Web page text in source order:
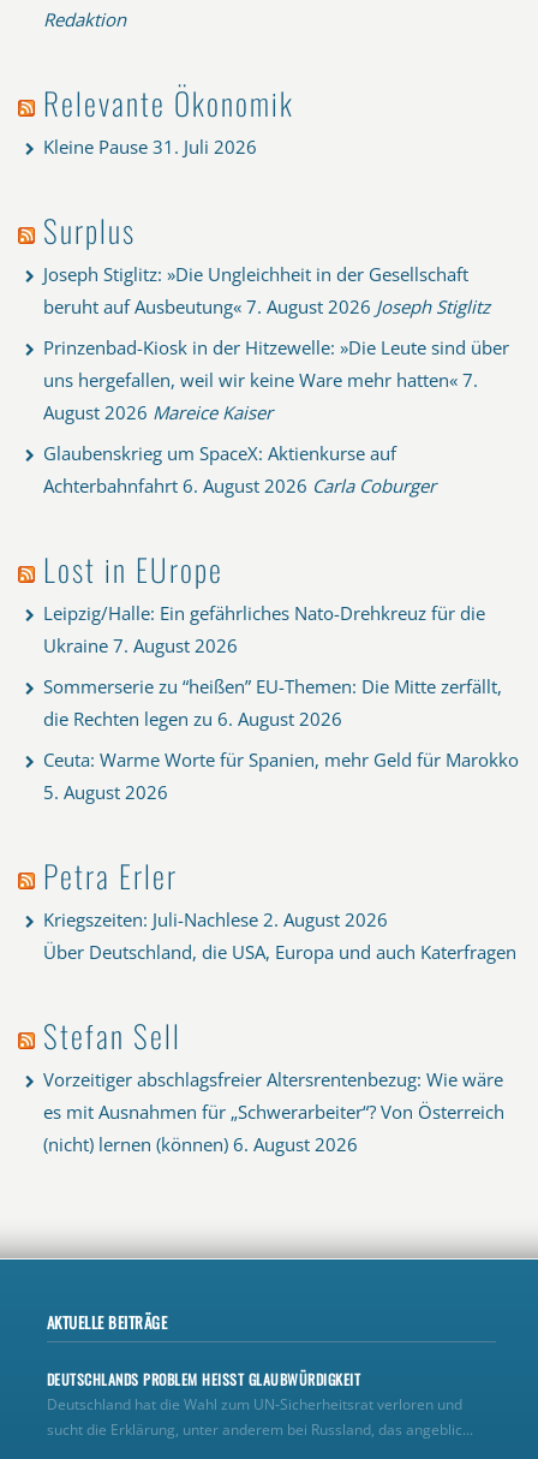
Redaktion
Relevante Ökonomik
Kleine Pause 31. Juli 2026
Surplus
Joseph Stiglitz: »Die Ungleichheit in der Gesellschaft
beruht auf Ausbeutung« 7. August 2026 Joseph Stiglitz
Prinzenbad-Kiosk in der Hitzewelle: »Die Leute sind über
uns hergefallen, weil wir keine Ware mehr hatten« 7.
August 2026 Mareice Kaiser
Glaubenskrieg um SpaceX: Aktienkurse auf
Achterbahnfahrt 6. August 2026 Carla Coburger
Lost in EUrope
Leipzig/Halle: Ein gefährliches Nato-Drehkreuz für die
Ukraine 7. August 2026
Sommerserie zu “heißen” EU-Themen: Die Mitte zerfällt,
die Rechten legen zu 6. August 2026
Ceuta: Warme Worte für Spanien, mehr Geld für Marokko
5. August 2026
Petra Erler
Kriegszeiten: Juli-Nachlese 2. August 2026
Über Deutschland, die USA, Europa und auch Katerfragen
Stefan Sell
Vorzeitiger abschlagsfreier Altersrentenbezug: Wie wäre
es mit Ausnahmen für „Schwerarbeiter“? Von Österreich
(nicht) lernen (können) 6. August 2026
AKTUELLE BEITRÄGE
DEUTSCHLANDS PROBLEM HEISST GLAUBWÜRDIGKEIT
Deutschland hat die Wahl zum UN‑Sicherheitsrat verloren und
sucht die Erklärung, unter anderem bei Russland, das angeblic...